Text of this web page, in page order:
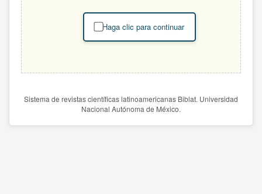
Haga clic para continuar
Sistema de revistas científicas latinoamericanas Biblat. Universidad
Nacional Autónoma de México.